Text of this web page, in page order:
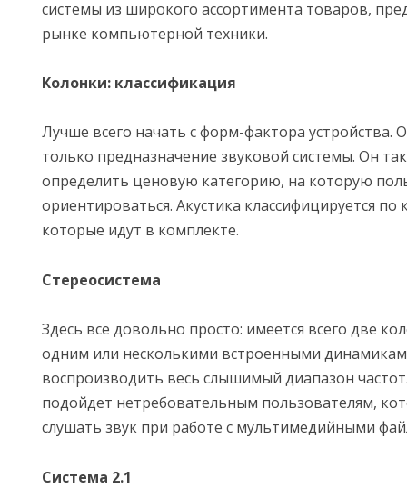
системы из широкого ассортимента товаров,
рынке компьютерной техники.
Колонки: классификация
Лучше всего начать с форм-фактора устройства.
только предназначение звуковой системы. Он
определить ценовую категорию, на которую
ориентироваться. Акустика классифицируется по
которые идут в комплекте.
Стереосистема
Здесь все довольно просто: имеется всего две
одним или несколькими встроенными
воспроизводить весь слышимый диапазон
подойдет нетребовательным пользователям,
слушать звук при работе с мультимедийными
Система 2.1